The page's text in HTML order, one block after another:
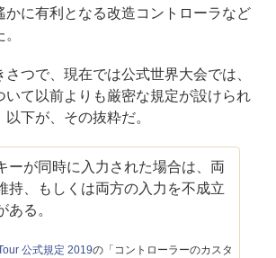
かに有利となる改造コントローラなど
つで、現在では公式世界大会では、
いて以前よりも厳密な規定が設けられ
下が、その抜粋だ。
ーが同時に入力された場合は、両
持、もしくは両方の入力を不成立
ある。
公式規定 2019の「コントローラーのカスタ